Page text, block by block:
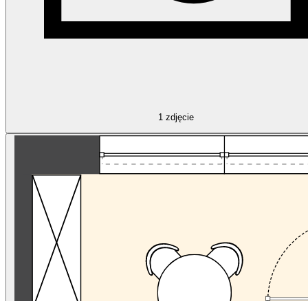
1 zdjęcie